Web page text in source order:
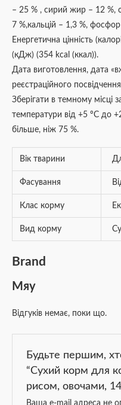
– 25 % , сирий жир – 12 %,
7 %,кальцій – 1,3 %,
Енергетична цінність
(кДж) (354 kcal (ккал)).
Дата виготовлення, дата
реєстраційного
Зберігати в темному місці
температури від +5 ºС до
більше, ніж 75 %.
Вік тварини
Фасування
Клас корму
Вид корму
Brand
Мяу
Відгуків немає, поки що.
Будьте першим,
“Сухий корм для
рисом, овочами,